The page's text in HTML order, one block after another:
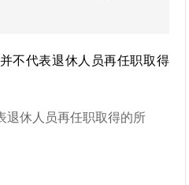
不代表退休人员再任职取得